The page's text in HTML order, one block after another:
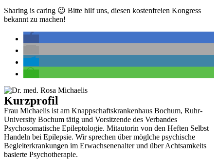
Sharing is caring 😉 Bitte hilf uns, diesen kostenfreien Kongress
bekannt zu machen!
Kurzprofil
Frau Michaelis ist am Knappschaftskrankenhaus Bochum, Ruhr-
University Bochum tätig und Vorsitzende des Verbandes
Psychosomatische Epileptologie. Mitautorin von den Heften Selbst
Handeln bei Epilepsie. Wir sprechen über möglche psychische
Begleiterkrankungen im Erwachsenenalter und über Achtsamkeits
basierte Psychotherapie.